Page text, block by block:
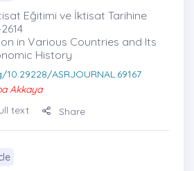
Eğitimi ve İktisat Tarihine
in Various Countries and Its
History
ASRJOURNAL.69167
Akkaya
text Share